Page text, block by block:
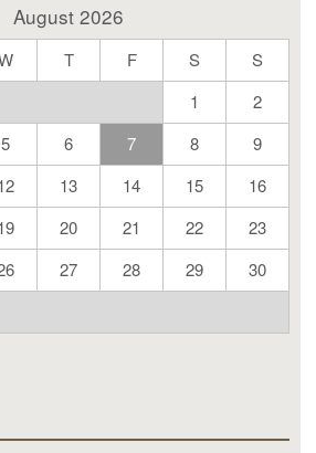
August 2026
T F S S
1
2
5 6 7 8
9
13 14 15
16
20 21 22
23
27 28 29
30